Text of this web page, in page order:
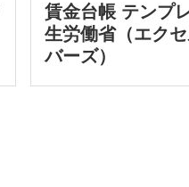
賃金台帳 テンプ
生労働省（エク
バーズ）